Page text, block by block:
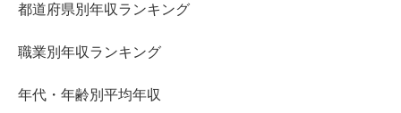
都道府県別年収ランキング
職業別年収ランキング
年代・年齢別平均年収